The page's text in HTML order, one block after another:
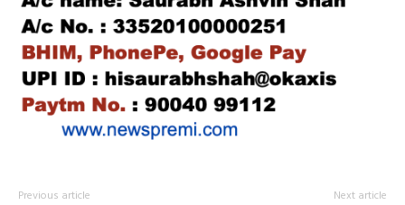
Previous article Next article